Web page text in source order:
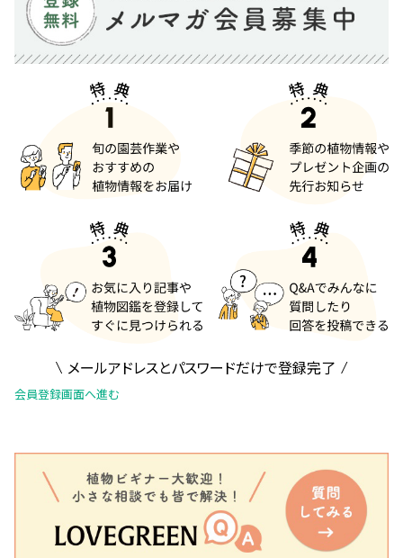
メールアドレスとパスワードだけで登録完了
会員登録画面へ進む